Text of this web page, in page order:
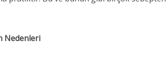
Nedenleri